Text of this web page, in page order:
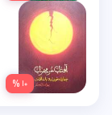
۱۰ %